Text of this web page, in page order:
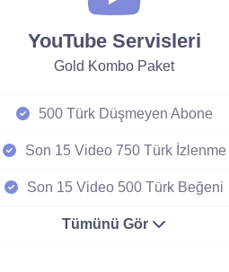
YouTube Servisleri
Gold Kombo Paket
500 Türk Düşmeyen Abone
Son 15 Video 750 Türk İzlenme
Son 15 Video 500 Türk Beğeni
Tümünü Gör